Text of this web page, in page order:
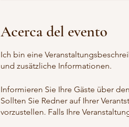
Acerca del evento
Ich bin eine
und zusätzliche Informationen.
Informieren Sie Ihre Gäste über
Sollten Sie Redner auf Ihrer
vorzustellen. Falls Ihre